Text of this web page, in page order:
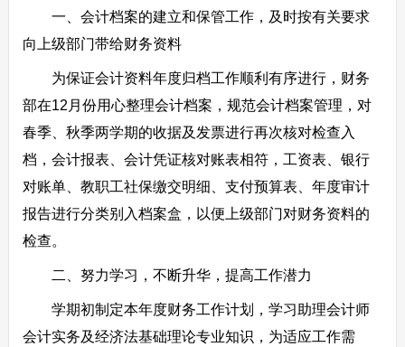
一、会计档案的建立和保管工作，及时按有关要求
向上级部门带给财务资料
为保证会计资料年度归档工作顺利有序进行，财务
部在12月份用心整理会计档案，规范会计档案管理，对
春季、秋季两学期的收据及发票进行再次核对检查入
档，会计报表、会计凭证核对账表相符，工资表、银行
对账单、教职工社保缴交明细、支付预算表、年度审计
报告进行分类别入档案盒，以便上级部门对财务资料的
检查。
二、努力学习，不断升华，提高工作潜力
学期初制定本年度财务工作计划，学习助理会计师
会计实务及经济法基础理论专业知识，为适应工作需